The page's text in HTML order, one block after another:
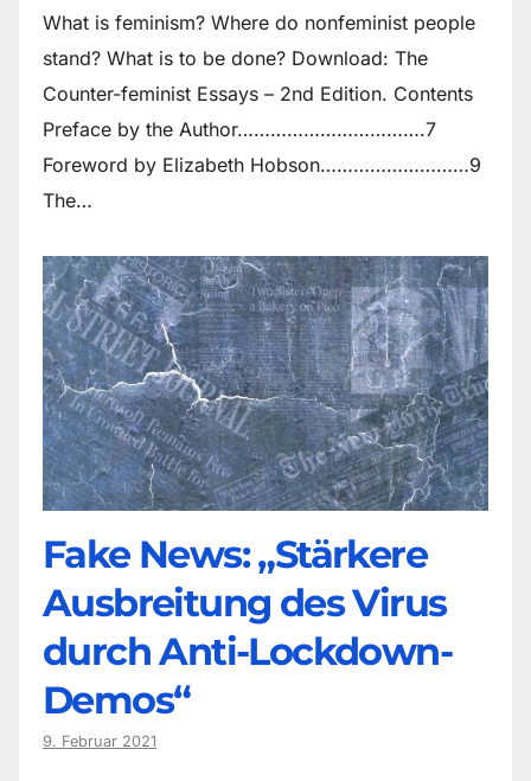
What is feminism? Where do non­feminist people
stand? What is to be done? Download: The
Counter-feminist Essays – 2nd Edition. Contents
Preface by the Author…………………………….7
Foreword by Elizabeth Hobson………………………9
The…
Fake News: „Stärkere
Ausbreitung des Virus
durch Anti-Lockdown-
Demos“
9. Februar 2021